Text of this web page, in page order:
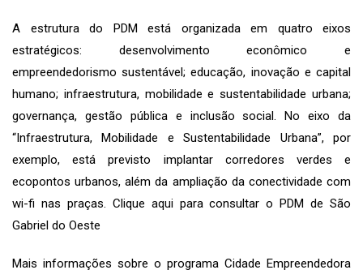
A estrutura do PDM está organizada em quatro eixos
estratégicos: desenvolvimento econômico e
empreendedorismo sustentável; educação, inovação e capital
humano; infraestrutura, mobilidade e sustentabilidade urbana;
governança, gestão pública e inclusão social. No eixo da
“Infraestrutura, Mobilidade e Sustentabilidade Urbana”, por
exemplo, está previsto implantar corredores verdes e
ecopontos urbanos, além da ampliação da conectividade com
wi-fi nas praças. Clique aquipara consultar o PDM de São
Gabriel do Oeste
Mais informações sobre o programa Cidade Empreendedora